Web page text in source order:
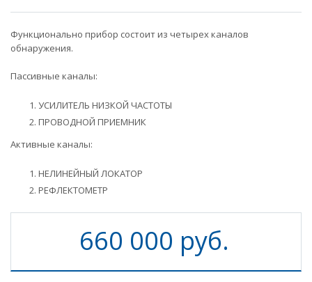
Функционально прибор состоит из четырех каналов
обнаружения.
Пассивные каналы:
УСИЛИТЕЛЬ НИЗКОЙ ЧАСТОТЫ
ПРОВОДНОЙ ПРИЕМНИК
Активные каналы:
НЕЛИНЕЙНЫЙ ЛОКАТОР
РЕФЛЕКТОМЕТР
660 000 руб.